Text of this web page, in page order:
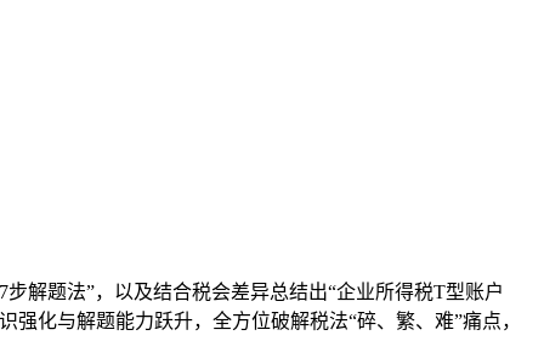
解题法”，以及结合税会差异总结出“企业所得税T型账户
化与解题能力跃升，全方位破解税法“碎、繁、难”痛点，